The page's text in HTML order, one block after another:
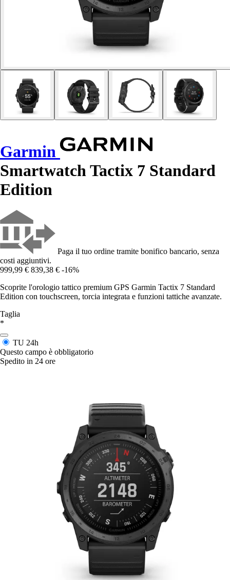
Garmin
Smartwatch Tactix 7 Standard
Edition
Paga il tuo ordine tramite bonifico bancario, senza
costi aggiuntivi.
999,99 € 839,38 € -16%
Scoprite l'orologio tattico premium GPS Garmin Tactix 7 Standard
Edition con touchscreen, torcia integrata e funzioni tattiche avanzate.
Taglia
*
TU 24h
Questo campo è obbligatorio
Spedito in 24 ore